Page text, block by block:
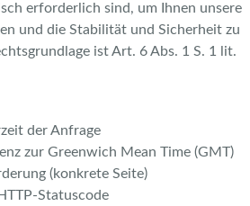
erforderlich sind, um Ihnen unsere
und die Stabilität und Sicherheit zu
ist Art. 6 Abs. 1 S. 1 lit.
der Anfrage
zur Greenwich Mean Time (GMT)
(konkrete Seite)
Statuscode